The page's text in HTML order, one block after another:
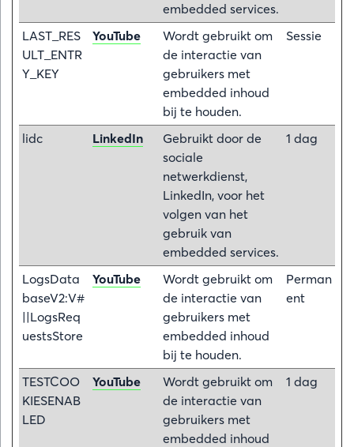
embedded services.
LAST_RES
ULT_ENTR
Y_KEY
YouTube
Wordt gebruikt om
de interactie van
gebruikers met
embedded inhoud
bij te houden.
Sessie
lidc LinkedIn
Gebruikt door de
sociale
netwerkdienst,
LinkedIn, voor het
volgen van het
gebruik van
embedded services.
1 dag
LogsData
baseV2:V#
||LogsReq
uestsStore
YouTube
Wordt gebruikt om
de interactie van
gebruikers met
embedded inhoud
bij te houden.
Perman
ent
TESTCOO
KIESENAB
LED
YouTube
Wordt gebruikt om
de interactie van
gebruikers met
embedded inhoud
1 dag